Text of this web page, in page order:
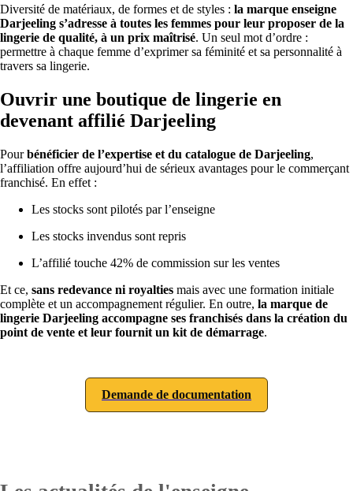
Diversité de matériaux, de formes et de styles : la marque enseigne
Darjeeling s’adresse à toutes les femmes pour leur proposer de la
lingerie de qualité, à un prix maîtrisé. Un seul mot d’ordre :
permettre à chaque femme d’exprimer sa féminité et sa personnalité à
travers sa lingerie.
Ouvrir une boutique de lingerie en
devenant affilié Darjeeling
Pourbénéficier de l’expertise et du catalogue de Darjeeling,
l’affiliation offre aujourd’hui de sérieux avantages pour le commerçant
franchisé. En effet :
Les stocks sont pilotés par l’enseigne
Les stocks invendus sont repris
L’affilié touche 42% de commission sur les ventes
Et ce, sans redevance ni royalties mais avec une formation initiale
complète et un accompagnement régulier. En outre, la marque de
lingerie Darjeeling accompagne ses franchisés dans la création du
point de vente et leur fournit un kit de démarrage.
Demande de documentation